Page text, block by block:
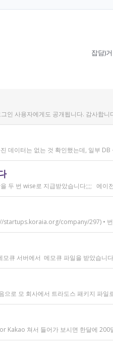
잡담)
인 사용자에게도 공개됩니다. 감사합니